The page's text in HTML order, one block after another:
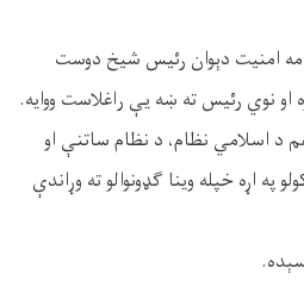
امنيت دېوان رئیس شیخ دوست
او نوي رئیس ته ښه يې راغلاست ووايه.
د اسلامي نظام، د نظام ساتنې او
اړه خپله وینا ګډونوالو ته وړاندې